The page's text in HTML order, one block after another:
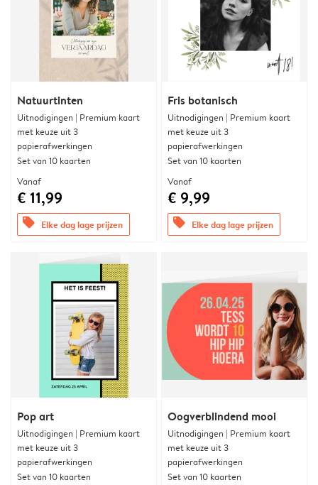
Natuurtinten
Uitnodigingen | Premium kaart
met keuze uit 3
papierafwerkingen
Set van 10 kaarten
Vanaf
€ 11,99
offers Elke dag lage prijzen
Fris botanisch
Uitnodigingen | Premium kaart
met keuze uit 3
papierafwerkingen
Set van 10 kaarten
Vanaf
€ 9,99
offers Elke dag lage prijzen
Pop art
Uitnodigingen | Premium kaart
met keuze uit 3
papierafwerkingen
Set van 10 kaarten
Oogverblindend mooi
Uitnodigingen | Premium kaart
met keuze uit 3
papierafwerkingen
Set van 10 kaarten